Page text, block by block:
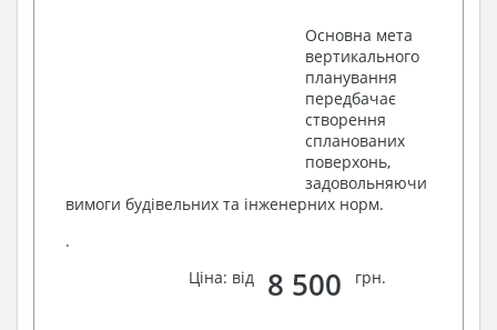
Основна мета
вертикального
планування
передбачає
створення
спланованих
поверхонь,
задовольняючи
вимоги будівельних та інженерних норм.
.
Ціна: від
8 500 грн.